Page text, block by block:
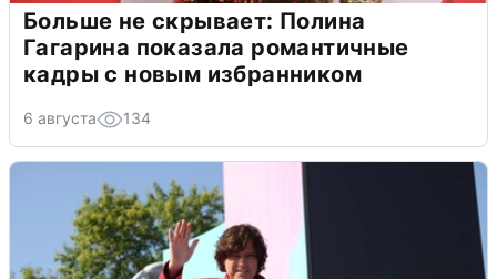
Больше не скрывает: Полина
Гагарина показала романтичные
кадры с новым избранником
6 августа 134